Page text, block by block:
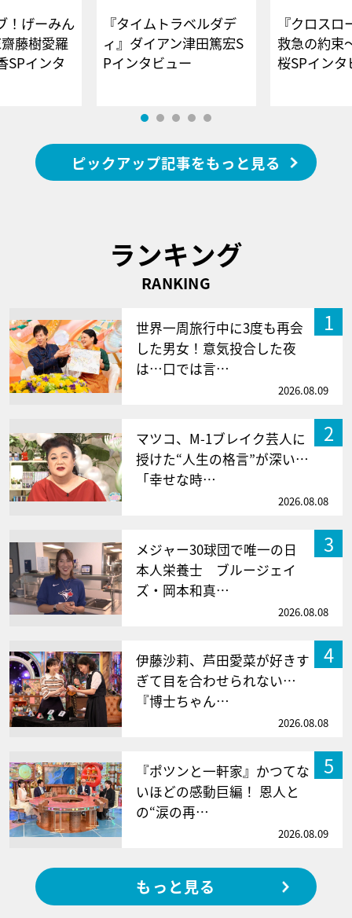
！げーみん
藤樹愛羅
SPインタ
『タイムトラベルダデ
ィ』ダイアン津田篤宏S
Pインタビュー
『クロス
救急の約束
桜SPイ
ピックアップ記事をもっと見る
ランキング
RANKING
1
世界一周旅行中に3度も再会
した男女！意気投合した夜
は…口では言…
2026.08.09
2
マツコ、M-1ブレイク芸人に
授けた“人生の格言”が深い…
「幸せな時…
2026.08.08
3
メジャー30球団で唯一の日
本人栄養士 ブルージェイ
ズ・岡本和真…
2026.08.08
4
伊藤沙莉、芦田愛菜が好きす
ぎて目を合わせられない…
『博士ちゃん…
2026.08.08
5
『ポツンと一軒家』かつてな
いほどの感動巨編！ 恩人と
の“涙の再…
2026.08.09
もっと見る